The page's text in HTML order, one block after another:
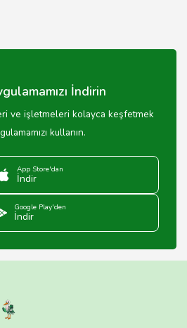
İndirin
ve işletmeleri kolayca keşfetmek
kullanın.
App Store'dan
İndir
Google Play'den
İndir